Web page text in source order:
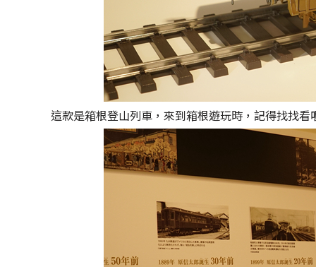
這款是箱根登山列車，來到箱根遊玩時，記得找找看